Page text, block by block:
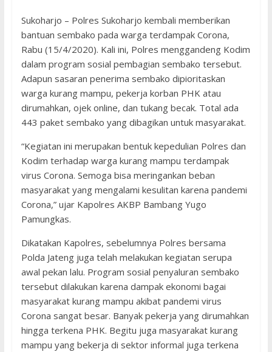
Sukoharjo – Polres Sukoharjo kembali memberikan
bantuan sembako pada warga terdampak Corona,
Rabu (15/4/2020). Kali ini, Polres menggandeng Kodim
dalam program sosial pembagian sembako tersebut.
Adapun sasaran penerima sembako dipioritaskan
warga kurang mampu, pekerja korban PHK atau
dirumahkan, ojek online, dan tukang becak. Total ada
443 paket sembako yang dibagikan untuk masyarakat.
“Kegiatan ini merupakan bentuk kepedulian Polres dan
Kodim terhadap warga kurang mampu terdampak
virus Corona. Semoga bisa meringankan beban
masyarakat yang mengalami kesulitan karena pandemi
Corona,” ujar Kapolres AKBP Bambang Yugo
Pamungkas.
Dikatakan Kapolres, sebelumnya Polres bersama
Polda Jateng juga telah melakukan kegiatan serupa
awal pekan lalu. Program sosial penyaluran sembako
tersebut dilakukan karena dampak ekonomi bagai
masyarakat kurang mampu akibat pandemi virus
Corona sangat besar. Banyak pekerja yang dirumahkan
hingga terkena PHK. Begitu juga masyarakat kurang
mampu yang bekerja di sektor informal juga terkena